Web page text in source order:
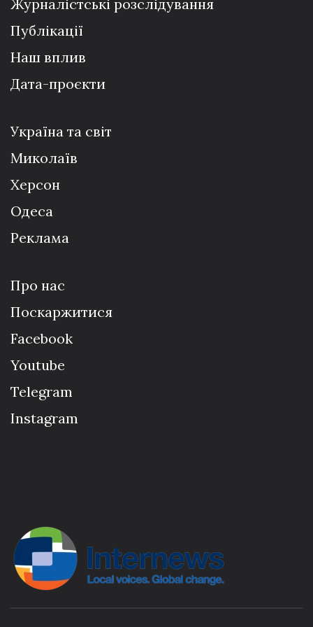
Журналістські розслідування
Публікації
Наш вплив
Дата-проєкти
Україна та світ
Миколаїв
Херсон
Одеса
Реклама
Про нас
Поскаржитися
Facebook
Youtube
Telegram
Instagram